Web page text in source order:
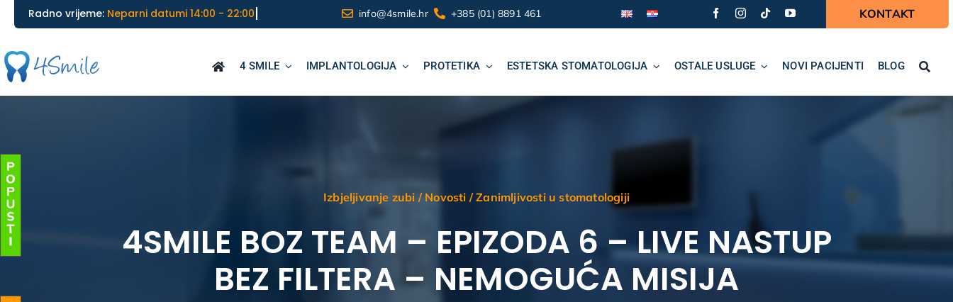
________________________________________Skip
to
Radno vrijeme: info@4smile.hr +385 (01) 8891 461 KONTAKT
4 SMILE IMPLANTOLOGIJA PROTETIKA ESTETSKA STOMATOLOGIJA OSTALE USLUGE NOVI PACIJENTI BLOG
Izbjeljivanje zubi / Novosti /Zanimljivosti u stomatologiji
4SMILE BOZ TEAM – EPIZODA 6 – LIVE NASTUP
BEZ FILTERA – NEMOGUĆA MISIJA